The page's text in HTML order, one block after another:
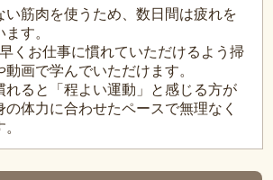
い筋肉を使うため、数日間は疲れを
す。
くお仕事に慣れていただけるよう掃
画で学んでいただけます。
れると「程よい運動」と感じる方が
の体力に合わせたペースで無理なく